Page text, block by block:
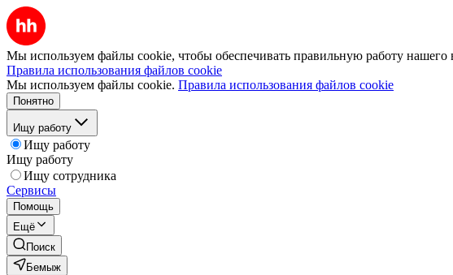
Мы используем файлы cookie, чтобы обеспечивать правильную работу нашего
Правила использования файлов cookie
Мы используем файлы cookie. Правила использования файлов cookie
Понятно
Ищу работу
Ищу работу
Ищу работу
Ищу сотрудника
Сервисы
Помощь
Ещё
Поиск
Бемыж